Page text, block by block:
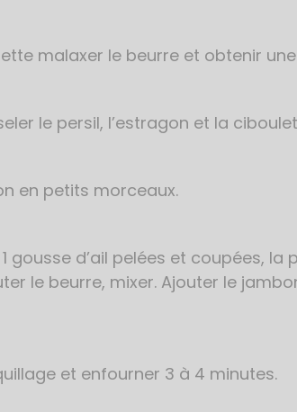
malaxer le beurre et obtenir
le persil, l’estragon et la
en petits morceaux.
gousse d’ail pelées et coupées, la
le beurre, mixer. Ajouter le
et enfourner 3 à 4 minutes.